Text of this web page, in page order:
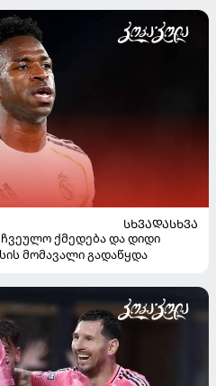
ᲡᲮᲕᲐᲓᲐᲡᲮᲕᲐ
ქმედება და დიდი
მომავალი გადაწყდა